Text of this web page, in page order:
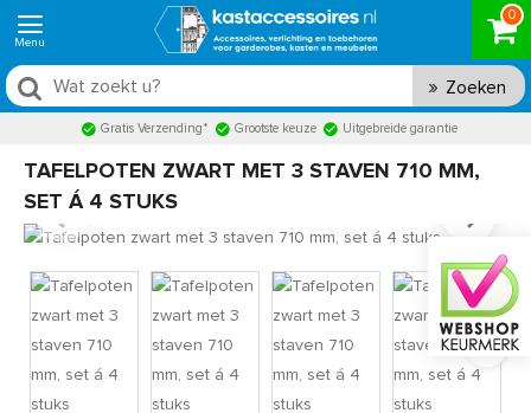
0
Zoeken
Gratis Verzending* Grootste keuze Uitgebreide garantie
TAFELPOTEN ZWART MET 3 STAVEN 710 MM,
SET Á 4 STUKS